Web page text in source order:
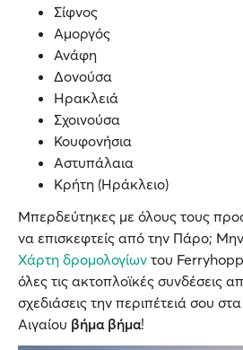
Σίφνος
Αμοργός
Ανάφη
Δονούσα
Ηρακλειά
Σχοινούσα
Κουφονήσια
Αστυπάλαια
Κρήτη (Ηράκλειο)
Μπερδεύτηκες με όλους τους
να επισκεφτείς από την Πάρο;
Χάρτη δρομολογίων του
όλες τις ακτοπλοϊκές συνδέσεις
σχεδιάσεις την περιπέτειά σου
Αιγαίου βήμα βήμα!